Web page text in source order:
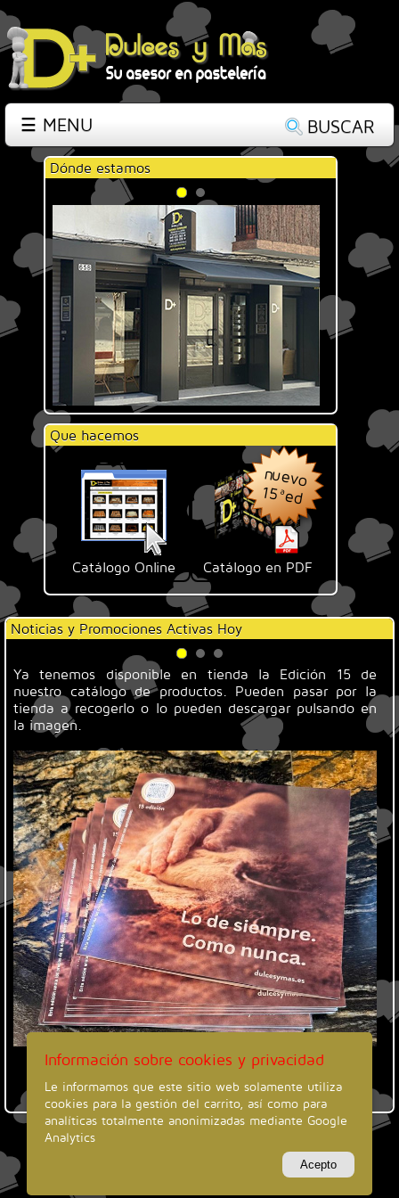
☰ MENU BUSCAR
Dónde estamos
Que hacemos
Catálogo Online
nuevo
15ªed
Catálogo en PDF
Noticias y Promociones Activas Hoy
Ya tenemos disponible en tienda la Edición 15 de
nuestro catálogo de productos. Pueden pasar por la
tienda a recogerlo o lo pueden descargar pulsando en
la imagen.
© 2026 Dulces y Más Benetússer S.L - Benetússer (Valencia)
Información sobre cookies y privacidad
Le informamos que este sitio web solamente utiliza
cookies para la gestión del carrito, así como para
analíticas totalmente anonimizadas mediante Google
Analytics